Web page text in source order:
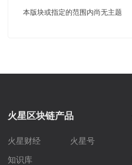
本版块或指定的范围内尚无主题
火星区块链产品
火星财经 火星号
知识库